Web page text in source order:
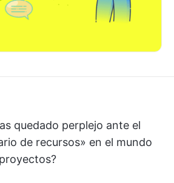
quedado perplejo ante el
de recursos» en el mundo